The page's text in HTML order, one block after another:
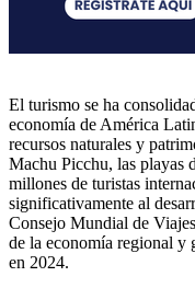
El turismo se ha
economía de América
recursos naturales y
Machu Picchu, las playas
millones de turistas
significativamente al
Consejo Mundial de
de la economía regional y
en 2024.